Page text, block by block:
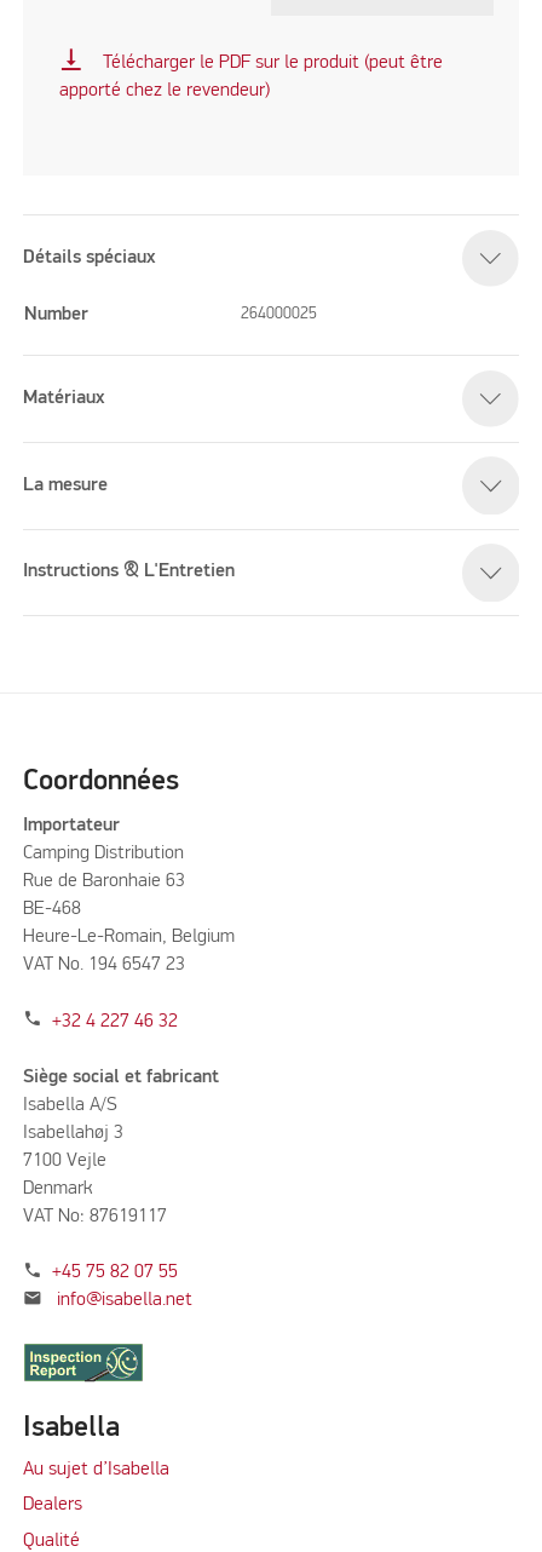
vertical_align_bottom
Télécharger le PDF sur le produit (peut être
apporté chez le revendeur)
Détails spéciaux
Number 264000025
Matériaux
La mesure
Instructions & L'Entretien
Coordonnées
Importateur
Camping Distribution
Rue de Baronhaie 63
BE-468
Heure-Le-Romain, Belgium
VAT No. 194 6547 23
phone +32 4 227 46 32
Siège social et fabricant
Isabella A/S
Isabellahøj 3
7100 Vejle
Denmark
VAT No: 87619117
phone +45 75 82 07 55
mail info@isabella.net
Isabella
Au sujet d’Isabella
Dealers
Qualité